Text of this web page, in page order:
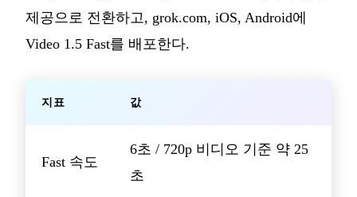
제공으로 전환하고, grok.com, iOS, Android에
Video 1.5 Fast를 배포한다.
지표 값
Fast 속도
6초 / 720p 비디오 기준 약 25
초